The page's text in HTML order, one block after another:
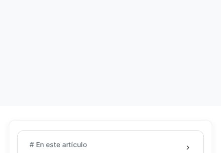
# En este artículo